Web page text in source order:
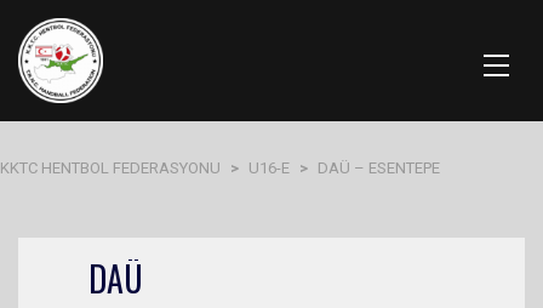
KKTC HENTBOL FEDERASYONU > U16-E > DAÜ – ESENTEPE
DAÜ